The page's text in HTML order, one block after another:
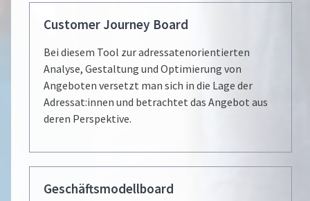
Customer Journey Board
Bei diesem Tool zur adressatenorientierten
Analyse, Gestaltung und Optimierung von
Angeboten versetzt man sich in die Lage der
Adressat:innen und betrachtet das Angebot aus
deren Perspektive.
Geschäftsmodellboard